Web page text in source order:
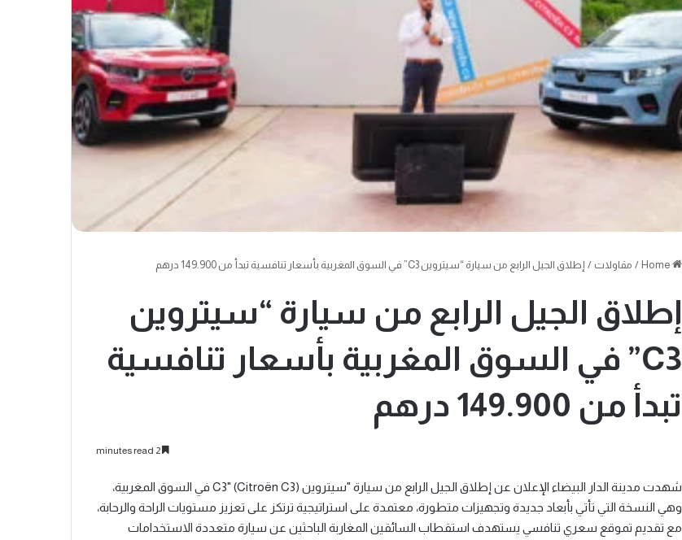
/ مقاولات / إطلاق الجيل الرابع من سيارة “سيتروين C3” في السوق المغربية بأسعار تنافسية تبدأ من 149.900 درهم
إطلاق الجيل الرابع من سيارة “سيتروين
C3” في السوق المغربية بأسعار تنافسية
تبدأ من 149.900 درهم
شهدت مدينة الدار البيضاء الإعلان عن إطلاق الجيل الرابع من سيارة "سيتروين C3" (Citroën C3) في السوق المغربية،
وهي النسخة التي تأتي بأبعاد جديدة وتجهيزات متطورة، معتمدة على استراتيجية ترتكز على تعزيز مستويات الراحة والرحابة،
مع تقديم تموقع سعري تنافسي يستهدف استقطاب السائقين المغاربة الباحثين عن سيارة متعددة الاستخدامات